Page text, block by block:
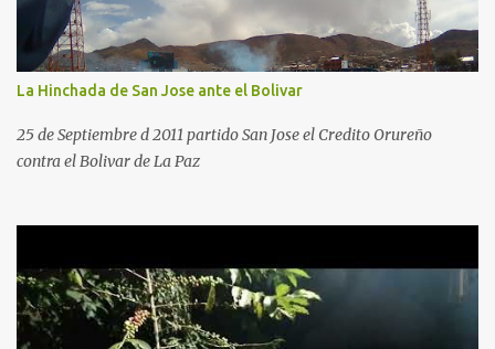
La Hinchada de San Jose ante el Bolivar
25 de Septiembre d 2011 partido San Jose el Credito Orureño
contra el Bolivar de La Paz